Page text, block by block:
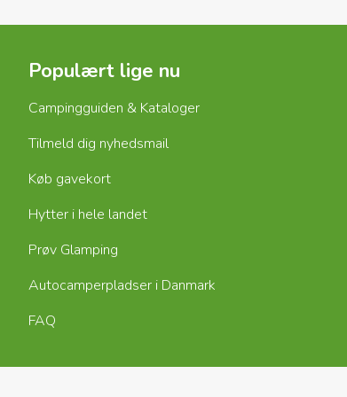
bålsteder og vaskeri, hvor du kan vaske og
er der flere forskellige overnatningsformer
størrelser
Safaritelte med faste senge
Populært lige nu
Campingguiden & Kataloger
Tilmeld dig nyhedsmail
Køb gavekort
Hytter i hele landet
Prøv Glamping
Autocamperpladser i Danmark
FAQ